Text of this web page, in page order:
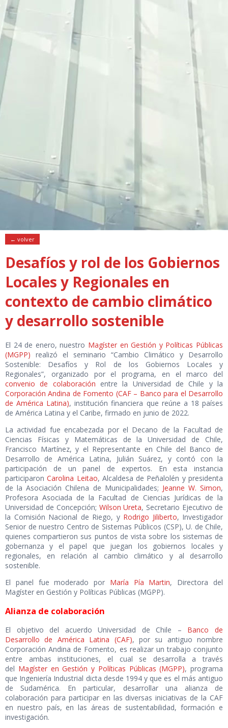
← volver
Desafíos y rol de los Gobiernos
Locales y Regionales en
contexto de cambio climático
y desarrollo sostenible
El 24 de enero, nuestro Magíster en Gestión y Políticas Públicas
(MGPP) realizó el seminario “Cambio Climático y Desarrollo
Sostenible: Desafíos y Rol de los Gobiernos Locales y
Regionales”, organizado por el programa, en el marco del
convenio de colaboración entre la Universidad de Chile y la
Corporación Andina de Fomento (CAF – Banco para el Desarrollo
de América Latina), institución financiera que reúne a 18 países
de América Latina y el Caribe, firmado en junio de 2022.
La actividad fue encabezada por el Decano de la Facultad de
Ciencias Físicas y Matemáticas de la Universidad de Chile,
Francisco Martínez, y el Representante en Chile del Banco de
Desarrollo de América Latina, Julián Suárez, y contó con la
participación de un panel de expertos. En esta instancia
participaronCarolina Leitao, Alcaldesa de Peñalolén y presidenta
de la Asociación Chilena de Municipalidades; Jeanne W. Simon,
Profesora Asociada de la Facultad de Ciencias Jurídicas de la
Universidad de Concepción; Wilson Ureta, Secretario Ejecutivo de
la Comisión Nacional de Riego, y Rodrigo Jiliberto, Investigador
Senior de nuestro Centro de Sistemas Públicos (CSP), U. de Chile,
quienes compartieron sus puntos de vista sobre los sistemas de
gobernanza y el papel que juegan los gobiernos locales y
regionales, en relación al cambio climático y al desarrollo
sostenible.
El panel fue moderado por María Pía Martin, Directora del
Magíster en Gestión y Políticas Públicas (MGPP).
Alianza de colaboración
El objetivo del acuerdo Universidad de Chile – Banco de
Desarrollo de América Latina (CAF), por su antiguo nombre
Corporación Andina de Fomento, es realizar un trabajo conjunto
entre ambas instituciones, el cual se desarrolla a través
del Magíster en Gestión y Políticas Públicas (MGPP), programa
que Ingeniería Industrial dicta desde 1994 y que es el más antiguo
de Sudamérica. En particular, desarrollar una alianza de
colaboración para participar en las diversas iniciativas de la CAF
en nuestro país, en las áreas de sustentabilidad, formación e
investigación.